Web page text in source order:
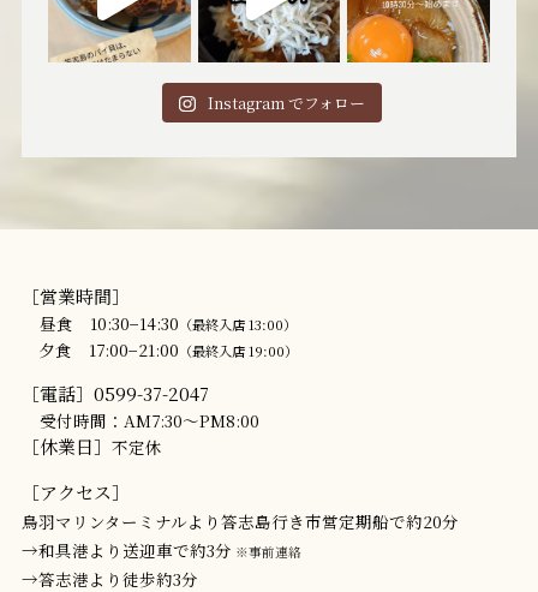
Instagram でフォロー
［営業時間］
昼食 10:30−14:30 （最終入店 13:00）
夕食 17:00−21:00 （最終入店 19:00）
［電話］0599-37-2047
受付時間：AM7:30～PM8:00
［休業日］ 不定休
［アクセス］
鳥羽マリンターミナルより答志島行き市営定期船で約20分
→和具港より送迎車で約3分 ※事前連絡
→答志港より徒歩約3分